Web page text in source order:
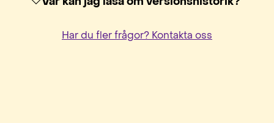
Har du fler frågor? Kontakta oss